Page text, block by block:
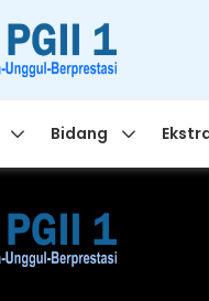
Bidang